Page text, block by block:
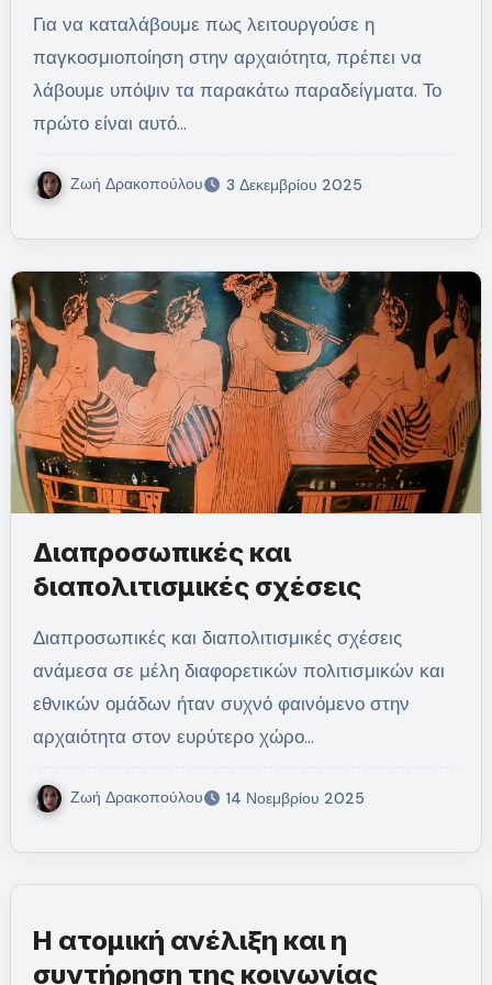
Για να καταλάβουμε πως λειτουργούσε η
παγκοσμιοποίηση στην αρχαιότητα, πρέπει να
λάβουμε υπόψιν τα παρακάτω παραδείγματα. Το
πρώτο είναι αυτό…
Ζωή Δρακοπούλου 3 Δεκεμβρίου 2025
Διαπροσωπικές και
διαπολιτισμικές σχέσεις
Διαπροσωπικές και διαπολιτισμικές σχέσεις
ανάμεσα σε μέλη διαφορετικών πολιτισμικών και
εθνικών ομάδων ήταν συχνό φαινόμενο στην
αρχαιότητα στον ευρύτερο χώρο…
Ζωή Δρακοπούλου 14 Νοεμβρίου 2025
Η ατομική ανέλιξη και η
συντήρηση της κοινωνίας